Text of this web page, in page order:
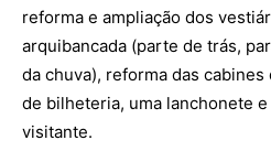
reforma e ampliação dos
arquibancada (parte de trás,
da chuva), reforma das
de bilheteria, uma lanchonete
visitante.